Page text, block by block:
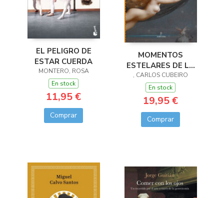
EL PELIGRO DE
ESTAR CUERDA
MONTERO, ROSA
En stock
11,95 €
Comprar
MOMENTOS
ESTELARES DE LA
HISTORIA DEL ARTE
, CARLOS CUBEIRO
En stock
19,95 €
Comprar